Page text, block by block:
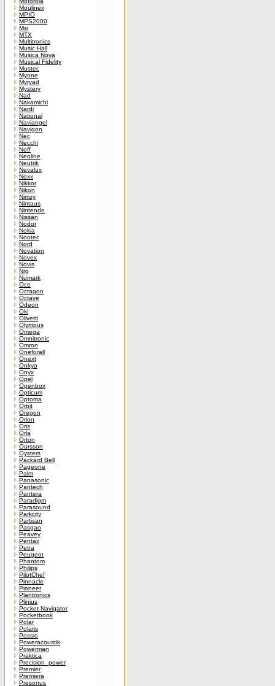
Moulinex
MPIO
MPS2000
Msi
MTX
Multitronics
Music Hall
Musica Nova
Musical Fidelity
Mustec
Myone
Myryad
Mystery
Nad
Nakamichi
Nardi
National
Naviangel
Navigon
Nec
Necchi
Neff
Neoline
Neutrik
Nevalux
Nexx
Nikkor
Nikon
Nimzy
Nintaus
Nintendo
Nissan
Nodor
Nokia
Nootec
Nord
Novation
Novex
Novis
Nrg
Numark
Oce
Octagon
Octave
Odeon
Oki
Olivetti
Olympus
Omega
Omnitronic
Omron
Oneforall
Onext
Onkyo
Onyx
Opel
Openbox
Opticum
Optoma
Orbit
Oregon
Orion
Oris
Orla
Orton
Oursson
Oysters
Packard Bell
Pageone
Palm
Panasonic
Pantech
Pantera
Paradigm
Parasound
Parkcity
Partisan
Pasgao
Peavey
Pentax
Petra
Peugeot
Phantom
Philips
PilotChef
Pinnacle
Pioneer
Plantronics
Plinius
Pocket Navigator
Pocketbook
Polar
Polaris
Possio
Poweracoustik
Powerman
Praktica
Precision_power
Premier
Premiera
Presonus